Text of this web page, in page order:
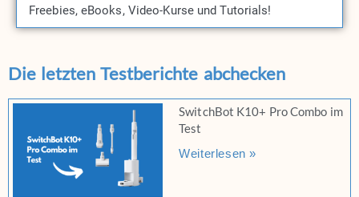
Freebies, eBooks, Video-Kurse und Tutorials!​
Die letzten Testberichte abchecken
SwitchBot K10+ Pro Combo im
Test
Weiterlesen »